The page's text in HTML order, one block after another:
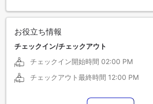
お役立ち情報
チェックイン/チェックアウト
チェックイン開始時間 02:00 PM
チェックアウト最終時間 12:00 PM